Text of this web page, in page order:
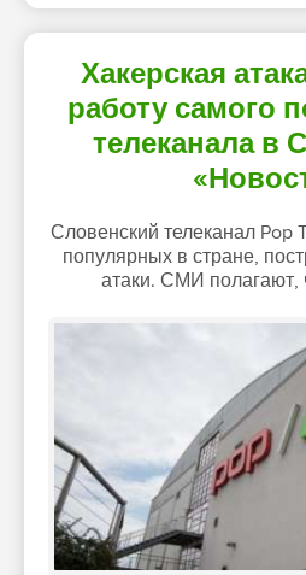
Хакерская
работу самого
телеканала в
Словенский телеканал Pop
популярных в стране,
атаки. СМИ полагают,